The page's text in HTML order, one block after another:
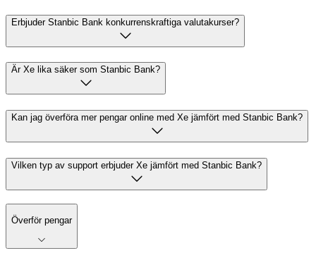
Erbjuder Stanbic Bank konkurrenskraftiga valutakurser?
Är Xe lika säker som Stanbic Bank?
Kan jag överföra mer pengar online med Xe jämfört med Stanbic Bank?
Vilken typ av support erbjuder Xe jämfört med Stanbic Bank?
Överför pengar